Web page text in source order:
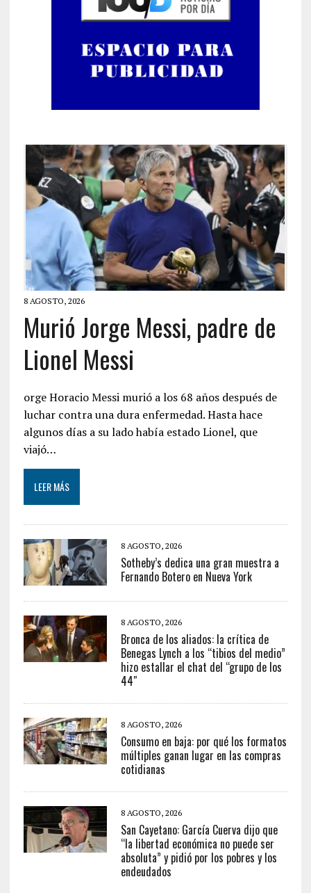
8 AGOSTO, 2026
Murió Jorge Messi, padre de
Lionel Messi
orge Horacio Messi murió a los 68 años después de
luchar contra una dura enfermedad. Hasta hace
algunos días a su lado había estado Lionel, que
viajó…
LEER MÁS
8 AGOSTO, 2026
Sotheby’s dedica una gran muestra a
Fernando Botero en Nueva York
8 AGOSTO, 2026
Bronca de los aliados: la crítica de
Benegas Lynch a los “tibios del medio”
hizo estallar el chat del “grupo de los
44″
8 AGOSTO, 2026
Consumo en baja: por qué los formatos
múltiples ganan lugar en las compras
cotidianas
8 AGOSTO, 2026
San Cayetano: García Cuerva dijo que
“la libertad económica no puede ser
absoluta” y pidió por los pobres y los
endeudados